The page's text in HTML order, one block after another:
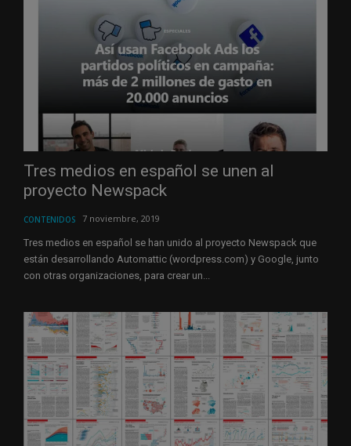
Tres medios en español se unen al
proyecto Newspack
CONTENIDOS 7 noviembre, 2019
Tres medios en español se han unido al proyecto Newspack que
están desarrollando Automattic (wordpress.com) y Google, junto
con otras organizaciones, para crear un...